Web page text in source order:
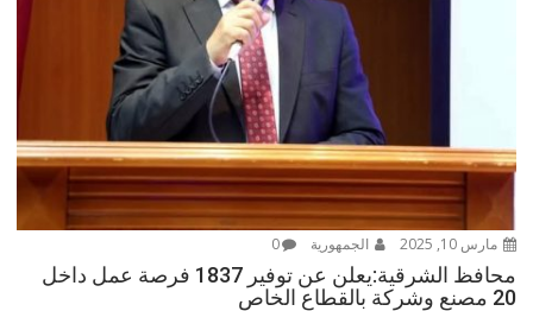
مارس 10, 2025 الجمهورية 0
محافظ الشرقية:يعلن عن توفير 1837 فرصة عمل داخل
20 مصنع وشركة بالقطاع الخاص